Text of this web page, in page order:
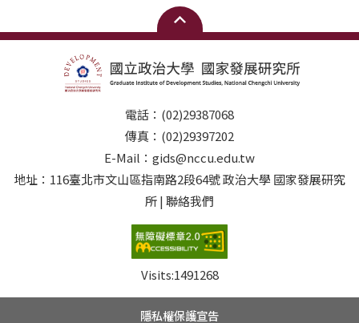
電話：(02)29387068
傳真：(02)29397202
E-Mail：gids@nccu.edu.tw
地址：116臺北市文山區指南路2段64號 政治大學 國家發展研究
所 | 聯絡我們
Visits:1491268
隱私權保護宣告